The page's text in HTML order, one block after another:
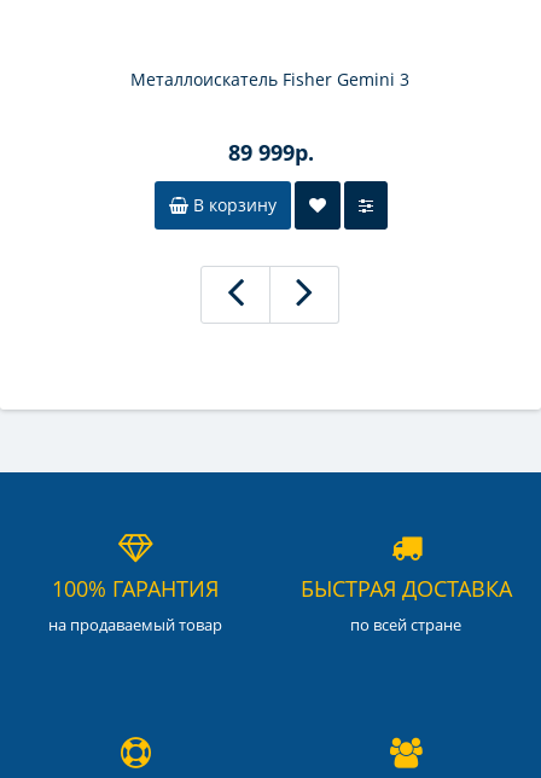
Металлоискатель Fisher Gemini 3
89 999р.
В корзину
100% ГАРАНТИЯ
на продаваемый товар
БЫСТРАЯ ДОСТАВКА
по всей стране